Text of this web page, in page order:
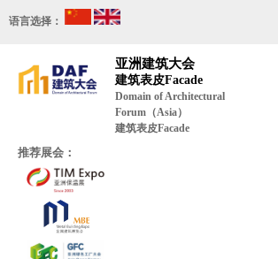
语言选择：
亚洲建筑大会
建筑表皮Facade
Domain of Architectural
Forum（Asia）
建筑表皮Facade
推荐展会：